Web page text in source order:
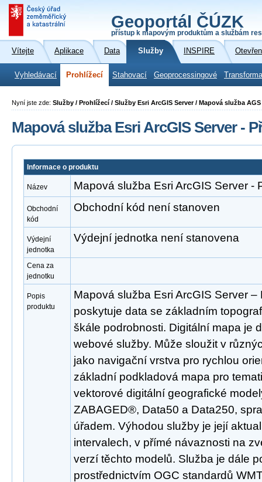
Geoportál ČÚZK
přístup k mapovým produktům a službám
Vítejte Aplikace Data Služby INSPIRE
Vyhledávací Prohlížecí Stahovací Geoprocessingové
Nyní jste zde: Služby / Prohlížecí / Služby Esri ArcGIS Server / Mapová služba
Mapová služba Esri ArcGIS Server -
Informace o produktu
Název Mapová služba Esri ArcGIS Server -
Obchodní
kód
Obchodní kód není stanoven
Výdejní
jednotka
Výdejní jednotka není stanovena
Cena za
jednotku
Popis
produktu
Mapová služba Esri ArcGIS Server
poskytuje data se základním
škále podrobnosti. Digitální mapa je
webové služby. Může sloužit v
jako navigační vrstva pro rychlou
základní podkladová mapa pro
vektorové digitální geografické
ZABAGED®, Data50 a Data250,
úřadem. Výhodou služby je její
intervalech, v přímé návaznosti na
verzí těchto modelů. Služba je dále
prostřednictvím OGC standardů